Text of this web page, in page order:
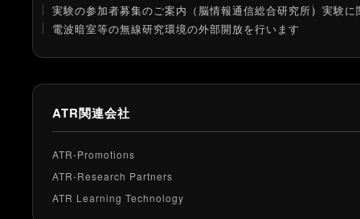
実験の参加者募集のご案内（脳情報通信総合研究所） 実験に
電波暗室等の無線研究環境の外部開放を行います
ATR関連会社
ATR-Promotions
ATR-Research Partners
ATR Learning Technology